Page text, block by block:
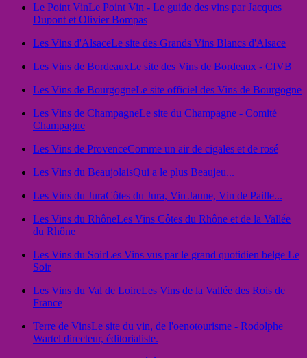
Le Point VinLe Point Vin - Le guide des vins par Jacques
Dupont et Olivier Bompas
Les Vins d'AlsaceLe site des Grands Vins Blancs d'Alsace
Les Vins de BordeauxLe site des Vins de Bordeaux - CIVB
Les Vins de BourgogneLe site officiel des Vins de Bourgogne
Les Vins de ChampagneLe site du Champagne - Comité
Champagne
Les Vins de ProvenceComme un air de cigales et de rosé
Les Vins du BeaujolaisQui a le plus Beaujeu...
Les Vins du JuraCôtes du Jura, Vin Jaune, Vin de Paille...
Les Vins du RhôneLes Vins Côtes du Rhône et de la Vallée
du Rhône
Les Vins du SoirLes Vins vus par le grand quotidien belge Le
Soir
Les Vins du Val de LoireLes Vins de la Vallée des Rois de
France
Terre de VinsLe site du vin, de l'oenotourisme - Rodolphe
Wartel directeur, éditorialiste.